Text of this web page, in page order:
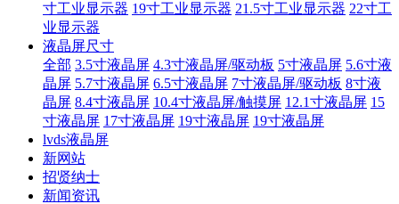
寸工业显示器 19寸工业显示器 21.5寸工业显示器 22寸工
业显示器
液晶屏尺寸
全部 3.5寸液晶屏 4.3寸液晶屏/驱动板 5寸液晶屏 5.6寸液
晶屏 5.7寸液晶屏 6.5寸液晶屏 7寸液晶屏/驱动板 8寸液
晶屏 8.4寸液晶屏 10.4寸液晶屏/触摸屏 12.1寸液晶屏 15
寸液晶屏 17寸液晶屏 19寸液晶屏 19寸液晶屏
lvds液晶屏
新网站
招贤纳士
新闻资讯